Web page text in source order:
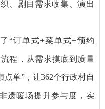
、剧目需求收集、演出
“订单式+菜单式+预约
程，从需求摸底到质量
单”，让362个行政村自
遗暖场提升参与度，实